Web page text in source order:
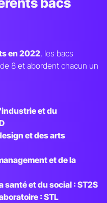
en 2022, les bacs
8 et abordent chacun un
et du
et des arts
et de la
santé et du social : ST2S
: STL